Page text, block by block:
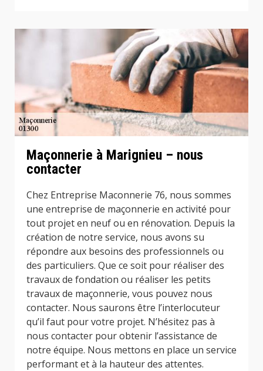
Maçonnerie à Marignieu – nous
contacter
Chez Entreprise Maconnerie 76, nous sommes
une entreprise de maçonnerie en activité pour
tout projet en neuf ou en rénovation. Depuis la
création de notre service, nous avons su
répondre aux besoins des professionnels ou
des particuliers. Que ce soit pour réaliser des
travaux de fondation ou réaliser les petits
travaux de maçonnerie, vous pouvez nous
contacter. Nous saurons être l’interlocuteur
qu’il faut pour votre projet. N’hésitez pas à
nous contacter pour obtenir l’assistance de
notre équipe. Nous mettons en place un service
performant et à la hauteur des attentes.